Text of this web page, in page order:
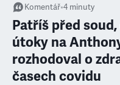
Komentář•4 minuty
Patříš před
útoky na
rozhodoval o
časech covidu